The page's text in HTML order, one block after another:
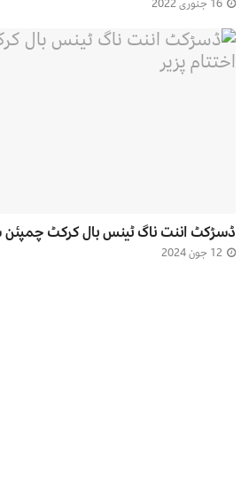
ڈسڑکٹ اننت ناگ ٹینس بال کرکٹ چمپئن